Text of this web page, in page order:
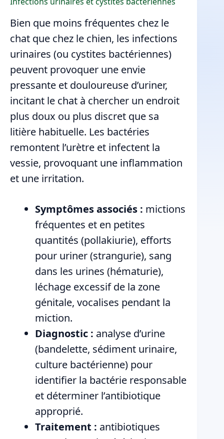
Bien que moins fréquentes chez le
chat que chez le chien, les infections
urinaires (ou cystites bactériennes)
peuvent provoquer une envie
pressante et douloureuse d’uriner,
incitant le chat à chercher un endroit
plus doux ou plus discret que sa
litière habituelle. Les bactéries
remontent l’urètre et infectent la
vessie, provoquant une inflammation
et une irritation.
Symptômes associés : mictions
fréquentes et en petites
quantités (pollakiurie), efforts
pour uriner (strangurie), sang
dans les urines (hématurie),
léchage excessif de la zone
génitale, vocalises pendant la
miction.
Diagnostic : analyse d’urine
(bandelette, sédiment urinaire,
culture bactérienne) pour
identifier la bactérie responsable
et déterminer l’antibiotique
approprié.
Traitement : antibiotiques